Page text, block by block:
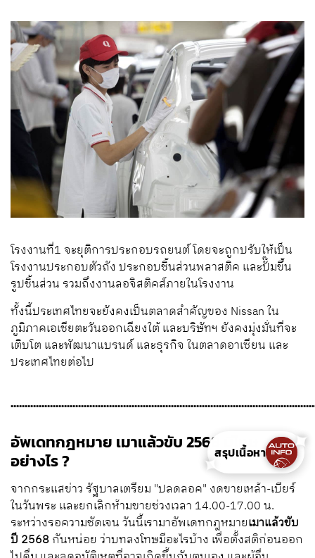
✦
✦
สรุปเนื้อหา
โรงงานที่1 จะยุติการประกอบรถยนต์ โดยจะถูกปรับให้เป็น
โรงงานประกอบตัวถัง ประกอบชิ้นส่วนพลาสติค และปั๊มขึ้น
รูปชิ้นส่วน รวมถึงงานลอจิสติคส์ภายในโรงงาน
ทั้งนี้ประเทศไทยจะยังคงเป็นตลาดสำคัญของ Nissan ใน
ภูมิภาคเอเชียตะวันออกเฉียงใต้ และบริษัทฯ ยังคงมุ่งมั่นที่จะ
เติบโต และพัฒนาแบรนด์ และธุรกิจ ในตลาดอาเซียน และ
ประเทศไทยต่อไป
อัพเดทกฎหมาย เมาแล้วขับ 2568 มีโทษ
อย่างไร ?
จากกระแสข่าว รัฐบาลเตรียม "ปลดลอค" งดขายเหล้า-เบียร์
ในวันพระ เเละยกเลิกห้ามขายช่วงเวลา 14.00-17.00 น.
ระหว่างรอความชัดเจน วันนี้เรามาอัพเดทกฎหมายเมาแล้วขับ
ปี 2568กันหน่อย ว่าบทลงโทษมีอะไรบ้าง เพื่อตั้งสติก่อนออก